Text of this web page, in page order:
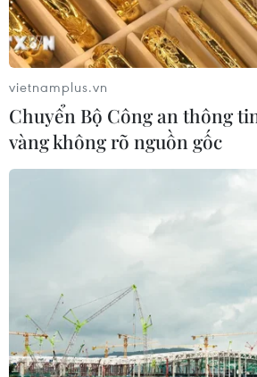
vietnamplus.vn
Chuyển Bộ Công an thông
vàng không rõ nguồn gốc